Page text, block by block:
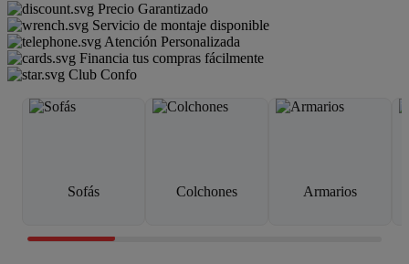
Precio Garantizado
Servicio de montaje disponible
Atención Personalizada
Financia tus compras fácilmente
Club Confo
Sofás Colchones Armarios